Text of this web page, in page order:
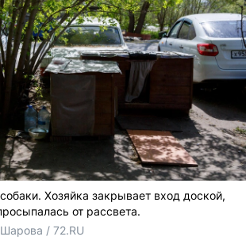
Хозяйка закрывает вход доской,
от рассвета.
/ 72.RU